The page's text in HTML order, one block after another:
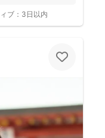
ブ： 3日以内